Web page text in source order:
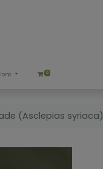
0
(Asclepias syriaca)